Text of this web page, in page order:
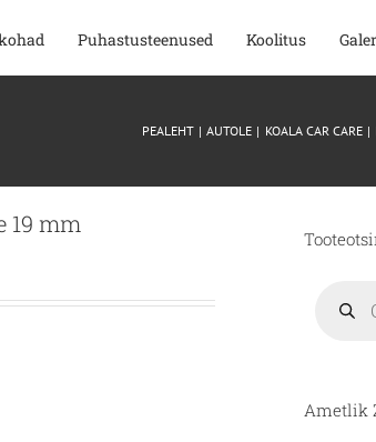
Puhastusteenused Koolitus
PEALEHT AUTOLE KOALA CAR CARE
19 mm
search
Ametlik